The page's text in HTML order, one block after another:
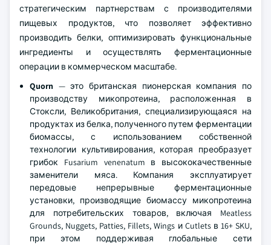
стратегическим партнерствам с производителями
пищевых продуктов, что позволяет эффективно
производить белки, оптимизировать функциональные
ингредиенты и осуществлять ферментационные
операции в коммерческом масштабе.
Quorn — это британская пионерская компания по
производству микопротеина, расположенная в
Стоксли, Великобритания, специализирующаяся на
продуктах из белка, полученного путем ферментации
биомассы, с использованием собственной
технологии культивирования, которая преобразует
грибок Fusarium venenatum в высококачественные
заменители мяса. Компания эксплуатирует
передовые непрерывные ферментационные
установки, производящие биомассу микопротеина
для потребительских товаров, включая Meatless
Grounds, Nuggets, Patties, Fillets, Wings и Cutlets в 16+ SKU,
при этом поддерживая глобальные сети